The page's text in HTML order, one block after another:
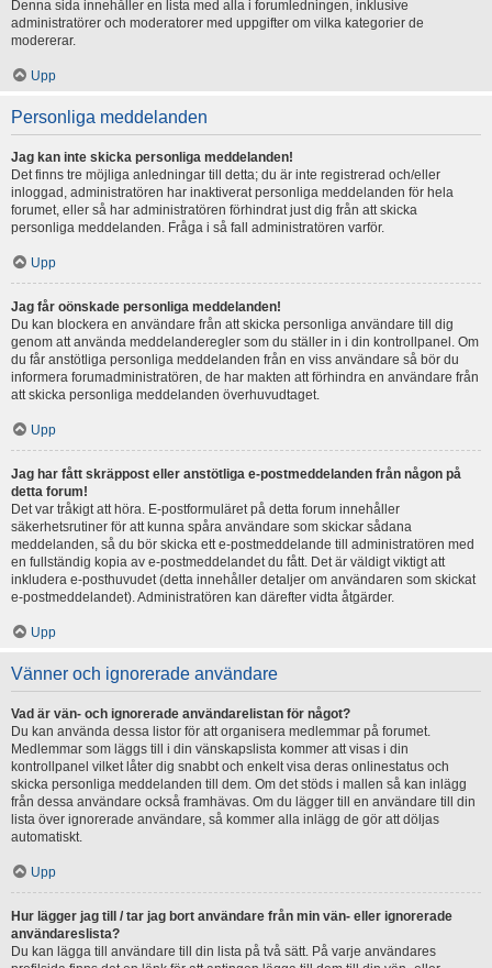
Denna sida innehåller en lista med alla i forumledningen, inklusive
administratörer och moderatorer med uppgifter om vilka kategorier de
modererar.
Upp
Personliga meddelanden
Jag kan inte skicka personliga meddelanden!
Det finns tre möjliga anledningar till detta; du är inte registrerad och/eller
inloggad, administratören har inaktiverat personliga meddelanden för hela
forumet, eller så har administratören förhindrat just dig från att skicka
personliga meddelanden. Fråga i så fall administratören varför.
Upp
Jag får oönskade personliga meddelanden!
Du kan blockera en användare från att skicka personliga användare till dig
genom att använda meddelanderegler som du ställer in i din kontrollpanel. Om
du får anstötliga personliga meddelanden från en viss användare så bör du
informera forumadministratören, de har makten att förhindra en användare från
att skicka personliga meddelanden överhuvudtaget.
Upp
Jag har fått skräppost eller anstötliga e-postmeddelanden från någon på
detta forum!
Det var tråkigt att höra. E-postformuläret på detta forum innehåller
säkerhetsrutiner för att kunna spåra användare som skickar sådana
meddelanden, så du bör skicka ett e-postmeddelande till administratören med
en fullständig kopia av e-postmeddelandet du fått. Det är väldigt viktigt att
inkludera e-posthuvudet (detta innehåller detaljer om användaren som skickat
e-postmeddelandet). Administratören kan därefter vidta åtgärder.
Upp
Vänner och ignorerade användare
Vad är vän- och ignorerade användarelistan för något?
Du kan använda dessa listor för att organisera medlemmar på forumet.
Medlemmar som läggs till i din vänskapslista kommer att visas i din
kontrollpanel vilket låter dig snabbt och enkelt visa deras onlinestatus och
skicka personliga meddelanden till dem. Om det stöds i mallen så kan inlägg
från dessa användare också framhävas. Om du lägger till en användare till din
lista över ignorerade användare, så kommer alla inlägg de gör att döljas
automatiskt.
Upp
Hur lägger jag till / tar jag bort användare från min vän- eller ignorerade
användareslista?
Du kan lägga till användare till din lista på två sätt. På varje användares